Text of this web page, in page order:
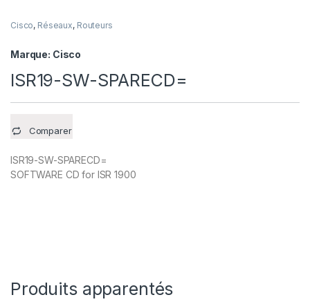
Cisco, Réseaux, Routeurs
Marque: Cisco
ISR19-SW-SPARECD=
Comparer
ISR19-SW-SPARECD=
SOFTWARE CD for ISR 1900
Produits apparentés